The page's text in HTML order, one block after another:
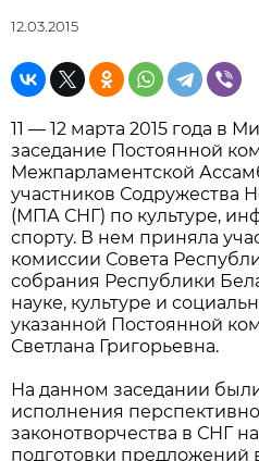
12.03.2015
11 — 12 марта 2015 года в
заседание Постоянной
Межпарламентской
участников Содружества
(МПА СНГ) по культуре,
спорту. В нем приняла
комиссии Совета
собрания Республики
науке, культуре и
указанной Постоянной
Светлана Григорьевна.
На данном заседании
исполнения
законотворчества в СНГ
подготовки предложений